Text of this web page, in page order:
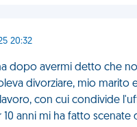
20:32
dopo avermi detto che
divorziare, mio marito
con cui condivide
10 anni mi ha fatto scenate